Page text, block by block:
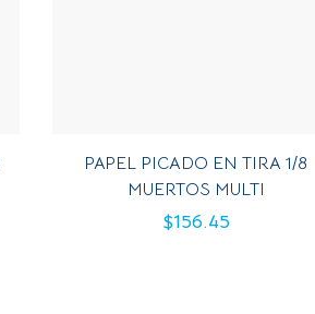
PAPEL PICADO EN TIRA 1/8
MUERTOS MULTI
$156.45